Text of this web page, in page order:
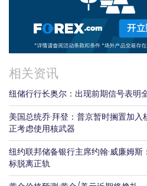
相关资讯
纽储行行长奥尔：出现前期信号表明
美国总统乔·拜登：普京暂时搁置加
正考虑使用核武器
纽约联邦储备银行主席约翰·威廉姆
标脱离正轨